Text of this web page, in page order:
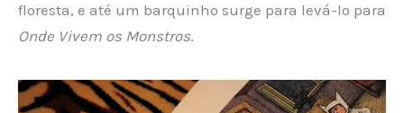
floresta, e até um barquinho surge para levá-lo para
Onde Vivem os Monstros.